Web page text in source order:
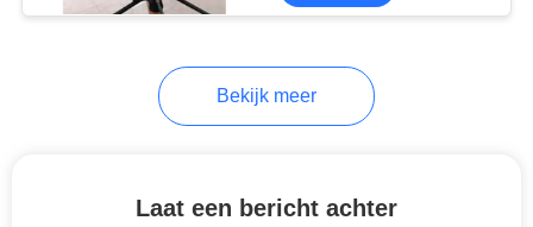
Bekijk meer
Laat een bericht achter